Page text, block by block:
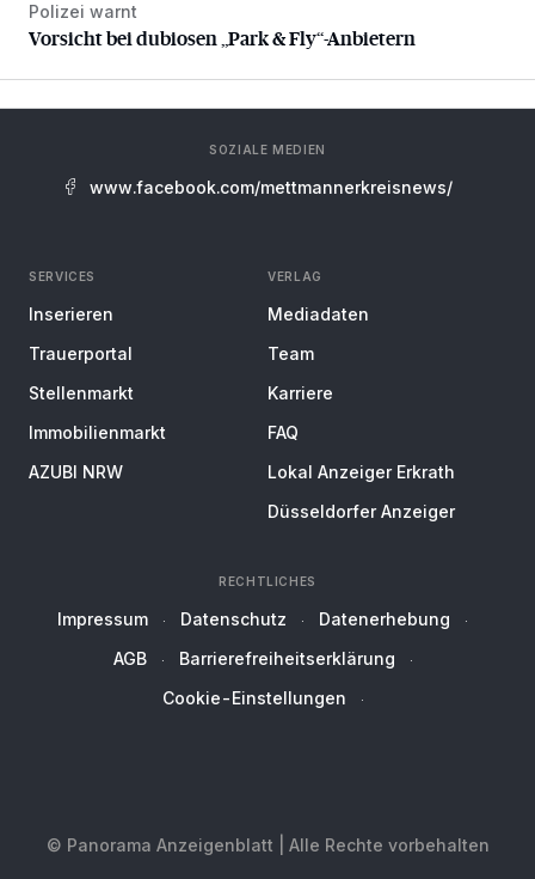
Vorsicht bei dubiosen „Park & Fly“-Anbietern
Polizei warnt
Vorsicht bei dubiosen „Park & Fly“-Anbietern
SOZIALE MEDIEN
www.facebook.com/mettmannerkreisnews/
SERVICES
Inserieren
Trauerportal
Stellenmarkt
Immobilienmarkt
AZUBI NRW
VERLAG
Mediadaten
Team
Karriere
FAQ
Lokal Anzeiger Erkrath
Düsseldorfer Anzeiger
RECHTLICHES
Impressum Datenschutz
Datenerhebung
AGB
Barrierefreiheitserklärung
Cookie-Einstellungen
© Panorama Anzeigenblatt | Alle Rechte vorbehalten